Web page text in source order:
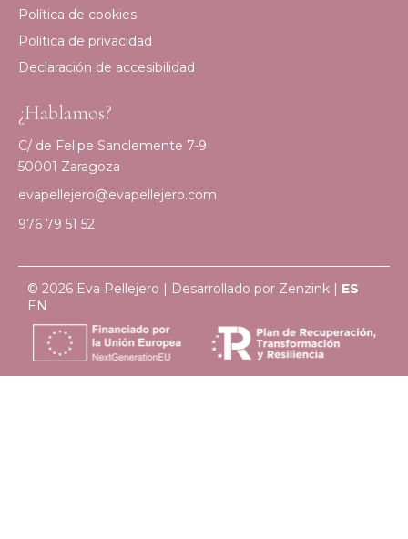
Política de cookies
Política de privacidad
Declaración de accesibilidad
¿Hablamos?
C/ de Felipe Sanclemente 7-9
50001 Zaragoza
evapellejero@evapellejero.com
976 79 51 52
© 2026 Eva Pellejero | Desarrollado por Zenzink | ES
EN